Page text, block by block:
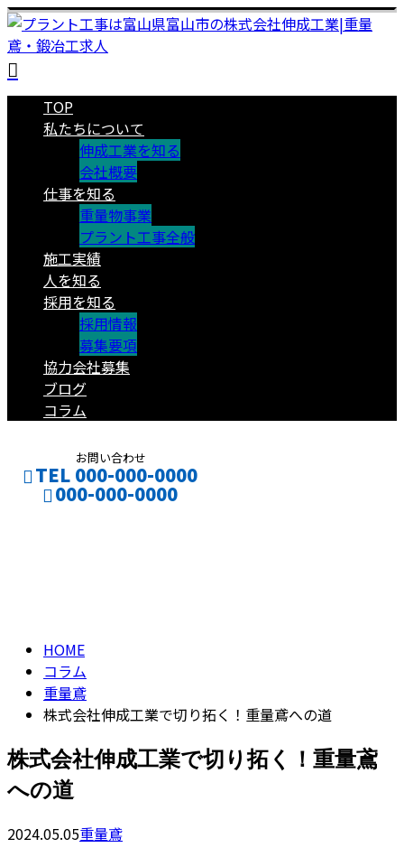
TOP
私たちについて
伸成工業を知る
会社概要
仕事を知る
重量物事業
プラント工事全般
施工実績
人を知る
採用を知る
採用情報
募集要項
協力会社募集
ブログ
コラム
お問い合わせ
TEL 000-000-0000
000-000-0000
HOME
コラム
重量鳶
株式会社伸成工業で切り拓く！重量鳶への道
株式会社伸成工業で切り拓く！重量鳶
への道
2024.05.05重量鳶